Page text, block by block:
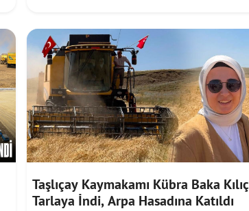
Taşlıçay Kaymakamı Kübra Baka Kılıç
Tarlaya İndi, Arpa Hasadına Katıldı